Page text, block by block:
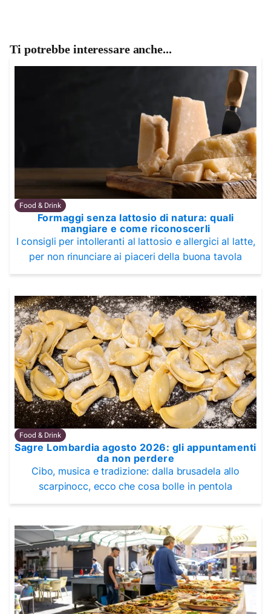
Ti potrebbe interessare anche...
Food & Drink
Formaggi senza lattosio di natura: quali
mangiare e come riconoscerli
I consigli per intolleranti al lattosio e allergici al latte,
per non rinunciare ai piaceri della buona tavola
Food & Drink
Sagre Lombardia agosto 2026: gli appuntamenti
da non perdere
Cibo, musica e tradizione: dalla brusadela allo
scarpinocc, ecco che cosa bolle in pentola